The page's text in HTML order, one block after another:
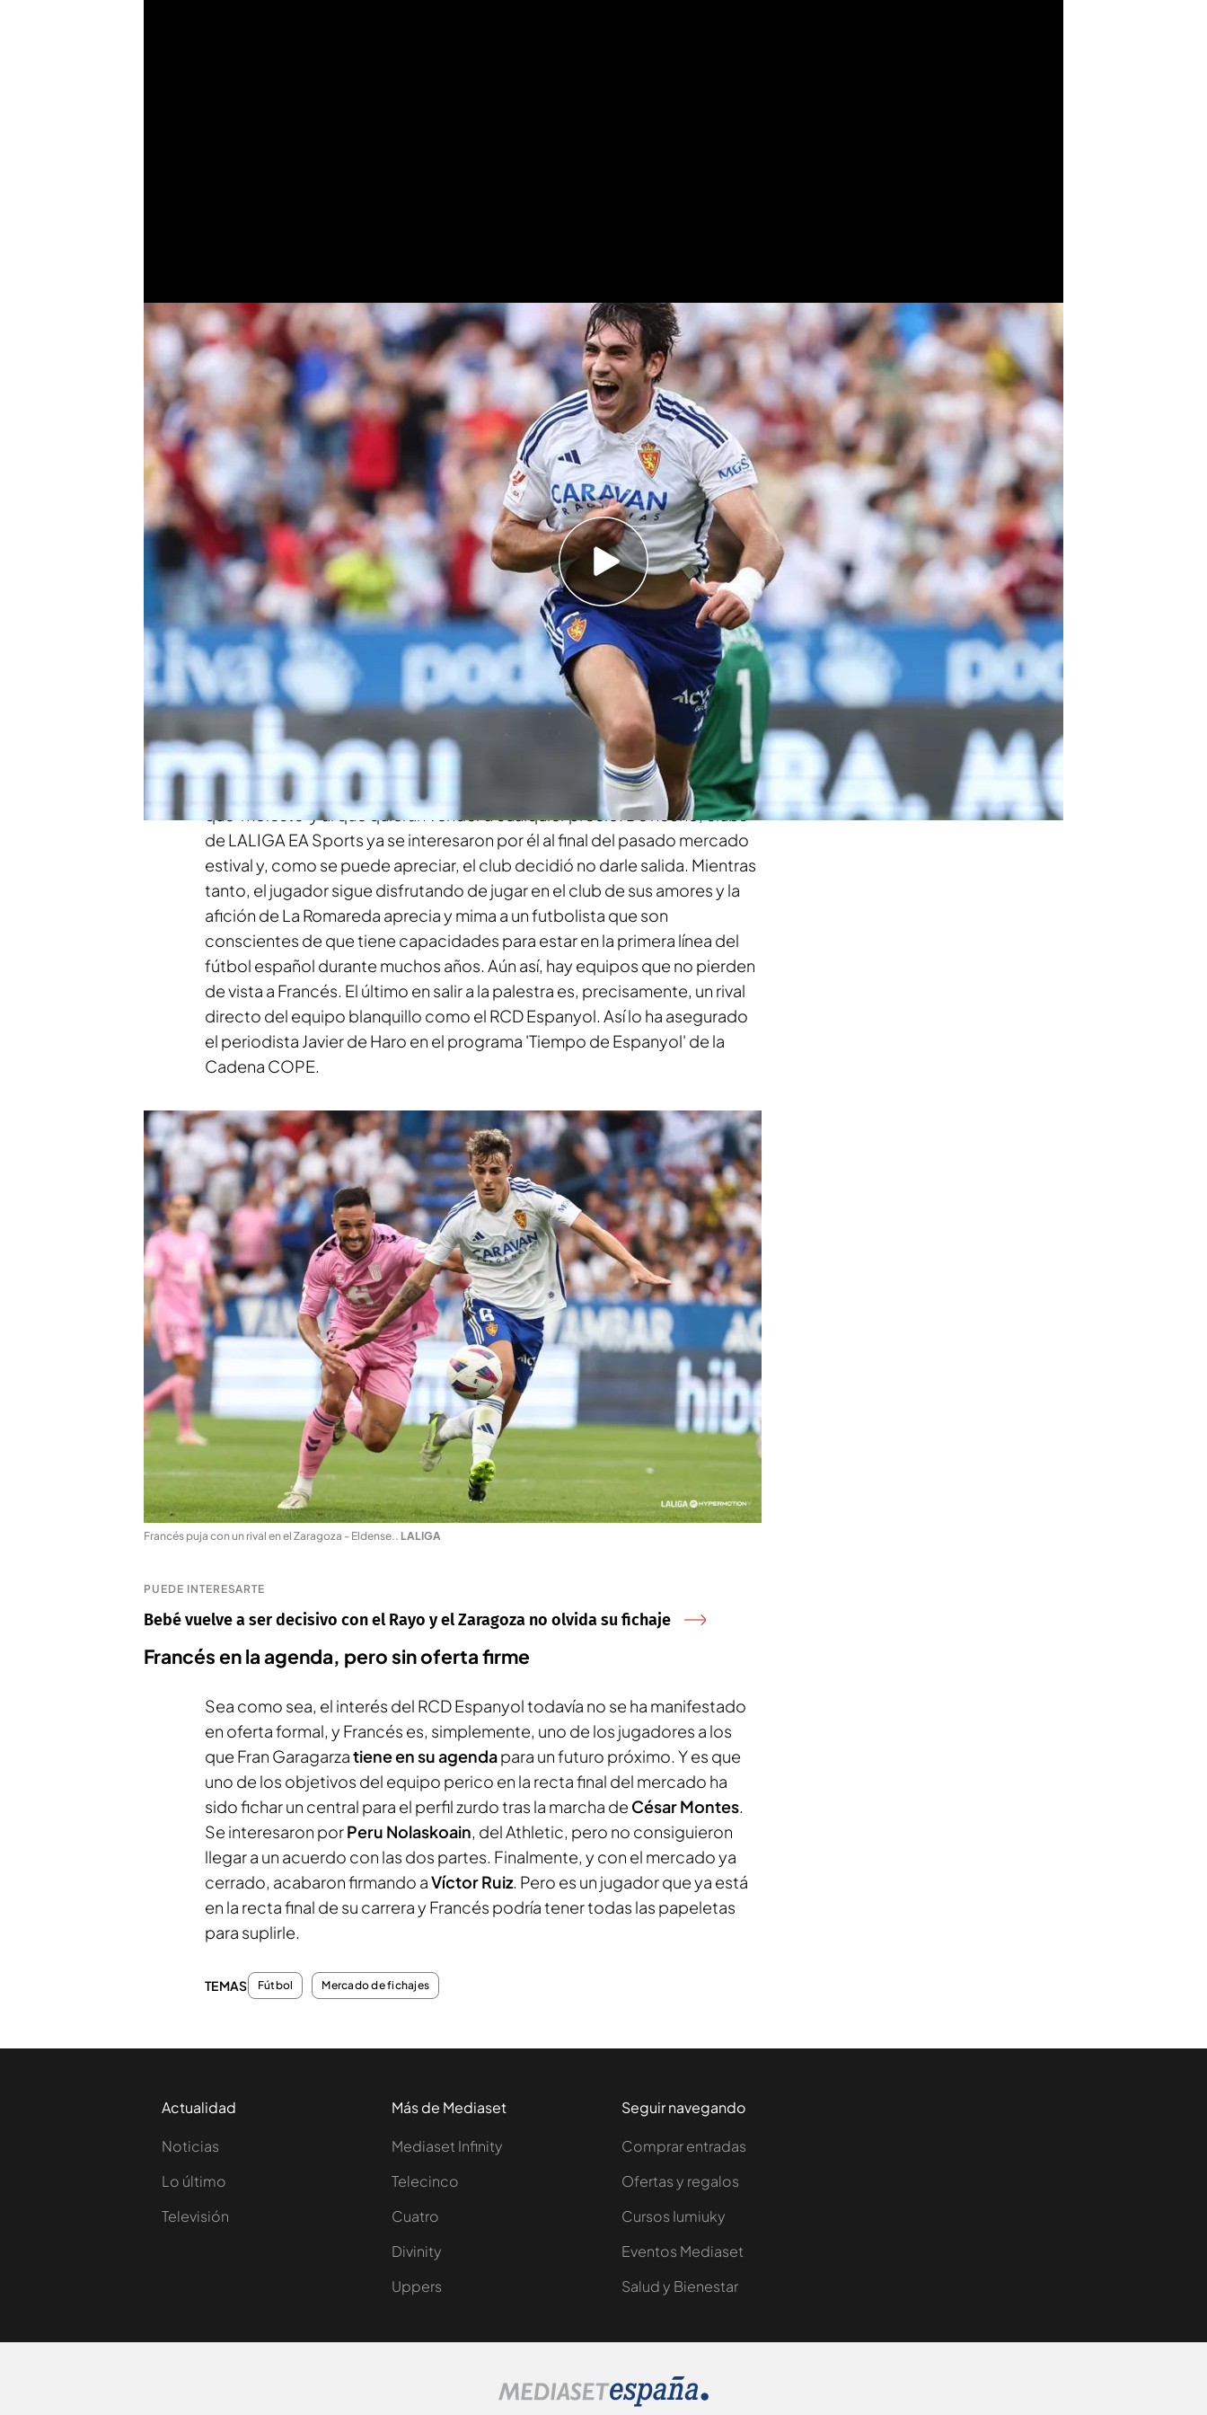
Francés sigue en el escaparate y el Espanyol se interesa por su
fichaje
Azón y Francés vuelven a los entrenamientos con el Real Zaragoza
José Manuel Simón
24 OCT 2023 - 09:30h.
El Real Zaragoza no ve con malos ojos una posible venta de Francés
El Espanyol ya habría mostrado interés
Compartir
Zaragoza Aunque esté siendo uno de los indiscutibles para
Fran
Escribá, la situación de Alejandro Francés en el Real Zaragoza sigue siendo
una auténtica incógnita. El club es consciente de que esuno de sus
activos
más importantes y con los que puede hacer caja por su condición
de internacional sub 21, que refrenda su proyección. Pero no es un jugador
que 'moleste' y al que quieran vender a cualquier precio. De hecho, clubs
de LALIGA EA Sports ya se interesaron por él al final del pasado mercado
estival y, como se puede apreciar, el club decidió no darle salida. Mientras
tanto, el jugador sigue disfrutando de jugar en el club de sus amores y la
afición de La Romareda aprecia y mima a un futbolista que son
conscientes de que tiene capacidades para estar en la primera línea del
fútbol español durante muchos años. Aún así, hay equipos que no pierden
de vista a Francés. El último en salir a la palestra es, precisamente, un rival
directo del equipo blanquillo como el RCD Espanyol. Así lo ha asegurado
el periodista Javier de Haro en el programa 'Tiempo de Espanyol' de la
Cadena COPE.
Francés puja con un rival en el Zaragoza - Eldense.. LALIGA
PUEDE INTERESARTE
Bebé vuelve a ser decisivo con el Rayo y el Zaragoza no olvida su fichaje
Francés en la agenda, pero sin oferta firme
Sea como sea, el interés del RCD Espanyol todavía no se ha manifestado
en oferta formal, y Francés es, simplemente, uno de los jugadores a los
que Fran Garagarzatiene en su agendapara un futuro próximo. Y es que
uno de los objetivos del equipo perico en la recta final del mercado ha
sido fichar un central para el perfil zurdo tras la marcha de César Montes.
Se interesaron porPeru Nolaskoain, del Athletic, pero no consiguieron
llegar a un acuerdo con las dos partes. Finalmente, y con el mercado ya
cerrado, acabaron firmando aVíctor Ruiz. Pero es un jugador que ya está
en la recta final de su carrera y Francés podría tener todas las papeletas
para suplirle.
TEMAS Fútbol Mercado de fichajes
Actualidad
Noticias
Lo último
Televisión
Más de Mediaset
Mediaset Infinity
Telecinco
Cuatro
Divinity
Uppers
Seguir navegando
Comprar entradas
Ofertas y regalos
Cursos Iumiuky
Eventos Mediaset
Salud y Bienestar